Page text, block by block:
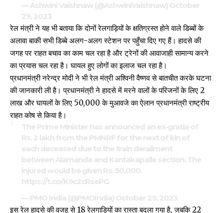
— Ashwini Vaishnaw (@AshwiniVaishnaw) October
29, 2023
रेल मंत्री ने यह भी बताया कि दोनों रेलगाड़ियों के क्षतिग्रस्त होने वाले डिब्बों के
अलावा बाकी सभी डिब्बे अलग-अलग स्टेशन पर पहुँचा दिए गए हैं। हादसे की
जगह पर राहत बचाव का काम चल रहा है और ट्रेनों की आवाजाही सामान्य करने
का प्रयास चल रहा है। घायल हुए लोगों काइलाजचल रहा है।
प्रधानमंत्री नरेन्द्र मोदी ने भी रेल मंत्री अश्विनी वैष्णव से बातचीत करके घटना
की जानकारी ली है। प्रधानमंत्री ने हादसे में मरने वालों के परिजनों के लिए ₹2
लाख और घायलों के लिए ₹50,000 के मुआवजे का ऐलान प्रधानमंत्री राष्ट्रीय
राहत कोष से किया है।
The Prime Minister has announced an ex-gratia of
Rs. 2 lakh from the PMNRF for the next of kin of
each deceased due to the train derailment
between Alamanda and Kantakapalle section. The
injured would be given Rs. 50,000.
https://t.co/K9c2cRsePG
— PMO India (@PMOIndia) October 29, 2023
इस रेल हादसे की वजह से 18 रेलगाड़ियों का रास्ता बदला गया है, जबकि 22